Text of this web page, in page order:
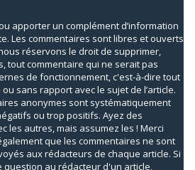
apporter un complément d’information
Les commentaires sont libres et ouverts
réservons le droit de supprimer,
tout commentaire qui ne serait pas
de fonctionnement, c'est-à-dire tout
sans rapport avec le sujet de l’article.
anonymes sont systématiquement
ou trop positifs. Ayez des
les autres, mais assumez les ! Merci
que les commentaires ne sont
aux rédacteurs de chaque article. Si
au rédacteur d'un article,